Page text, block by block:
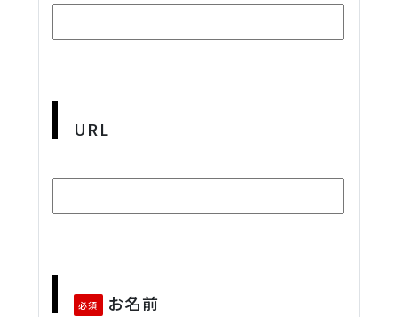
URL
必須 お名前